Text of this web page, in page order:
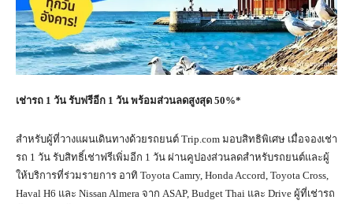
เช่ารถ 1 วัน รับฟรีอีก 1 วัน พร้อมส่วนลดสูงสุด 50%*
สำหรับผู้ที่วางแผนเดินทางด้วยรถยนต์ Trip.com มอบสิทธิพิเศษ เมื่อจองเช่า
รถ 1 วัน รับสิทธิ์เช่าฟรีเพิ่มอีก 1 วัน ผ่านคูปองส่วนลดสำหรับรถยนต์และผู้
ให้บริการที่ร่วมรายการ อาทิ Toyota Camry, Honda Accord, Toyota Cross,
Haval H6 และ Nissan Almera จาก ASAP, Budget Thai และ Drive ผู้ที่เช่ารถ